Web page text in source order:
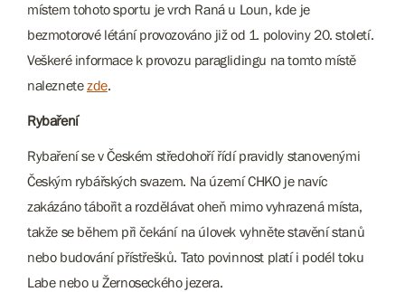
místem tohoto sportu je vrch Raná u Loun, kde je
bezmotorové létání provozováno již od 1. poloviny 20. století.
Veškeré informace k provozu paraglidingu na tomto místě
naleznetezde.
Rybaření
Rybaření se v Českém středohoří řídí pravidly stanovenými
Českým rybářských svazem. Na území CHKO je navíc
zakázáno tábořit a rozdělávat oheň mimo vyhrazená místa,
takže se během při čekání na úlovek vyhněte stavění stanů
nebo budování přístřešků. Tato povinnost platí i podél toku
Labe nebo u Žernoseckého jezera.